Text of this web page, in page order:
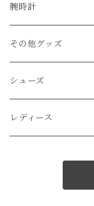
FENDI
LOUIS VUITTON
Vivienne Westwood
LOEWE
リュック
その他のバッグ
ベルト
財布
キーケース
ポーチ
ネックレス
ブレスレット
リング
その他のアクセサリー
腕時計
その他グッズ
シューズ
レディース